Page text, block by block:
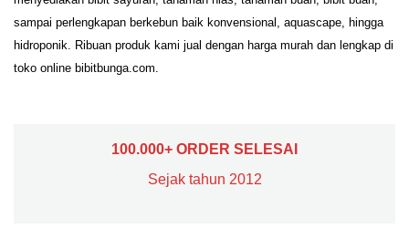
sampai perlengkapan berkebun baik konvensional, aquascape, hingga
hidroponik. Ribuan produk kami jual dengan harga murah dan lengkap di
toko online bibitbunga.com.
100.000+ ORDER SELESAI
Sejak tahun 2012